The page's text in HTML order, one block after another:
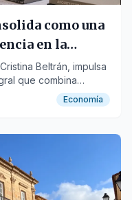
como una
en la
turísticas
Beltrán, impulsa
que combina
para
turísticas.
Economía